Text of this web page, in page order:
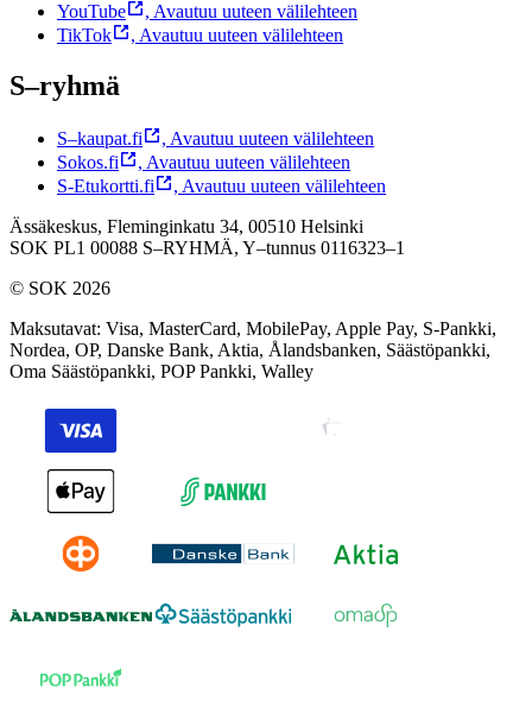
YouTube
, Avautuu uuteen välilehteen
TikTok
, Avautuu uuteen välilehteen
S–ryhmä
S–kaupat.fi , Avautuu uuteen välilehteen
Sokos.fi
, Avautuu uuteen välilehteen
S-Etukortti.fi
, Avautuu uuteen välilehteen
Ässäkeskus, Fleminginkatu 34, 00510 Helsinki
SOK PL1 00088 S–RYHMÄ, Y–tunnus 0116323–1
© SOK 2026
Maksutavat: Visa, MasterCard, MobilePay, Apple Pay, S-Pankki,
Nordea, OP, Danske Bank, Aktia, Ålandsbanken, Säästöpankki,
Oma Säästöpankki, POP Pankki, Walley